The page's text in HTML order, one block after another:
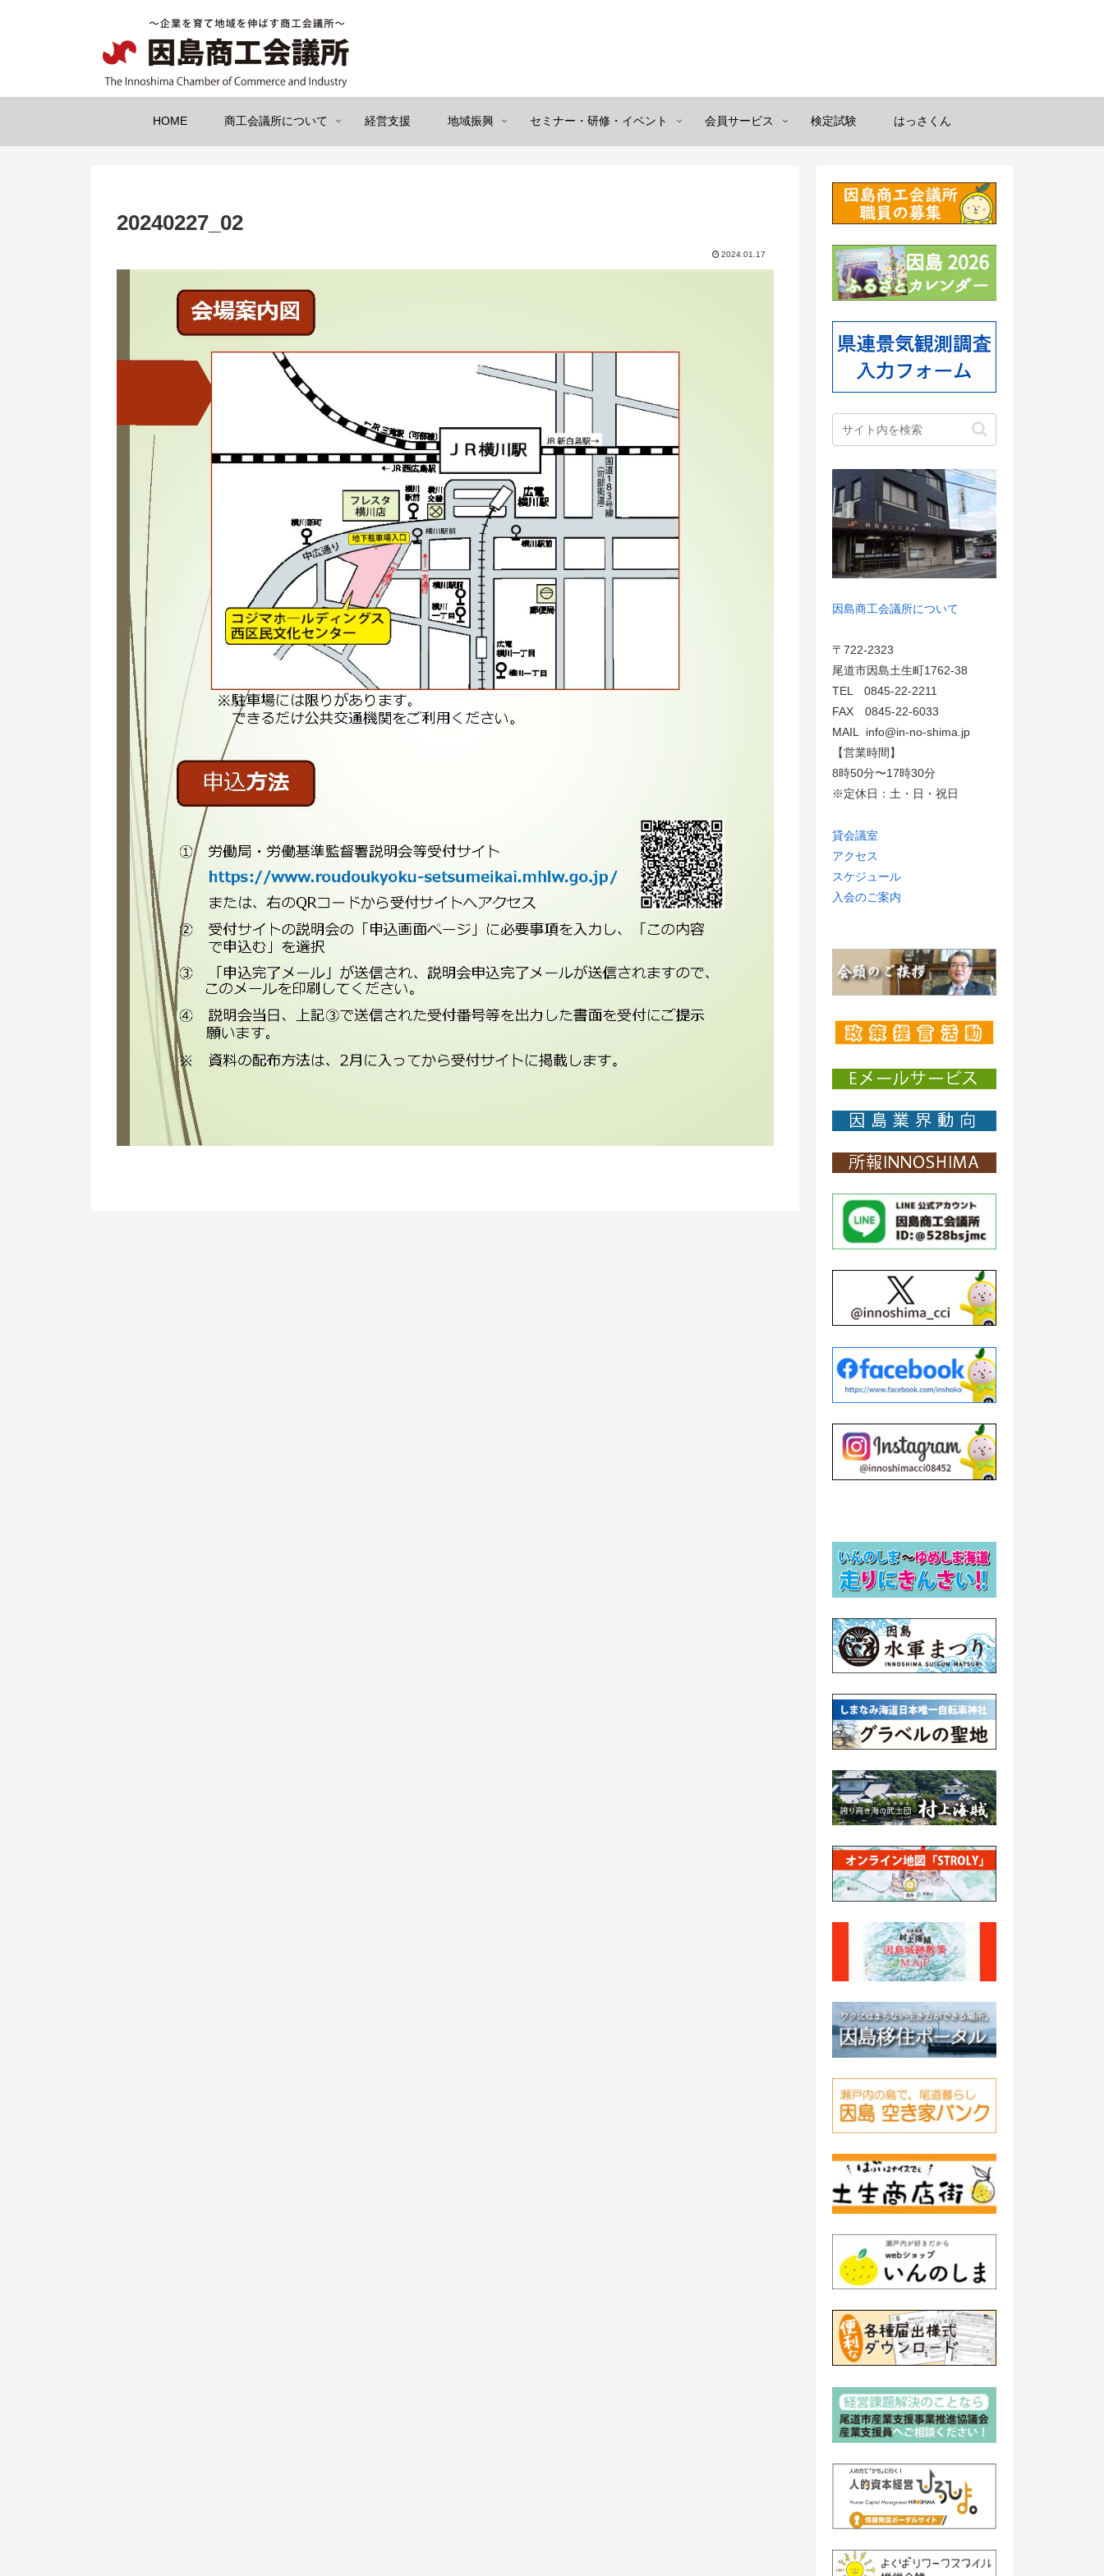
HOME 商工会議所について 経営支援 地域振興 セミナー・研修・イベント 会員サービス 検定試験 はっさくん
20240227_02
2024.01.17
因島商工会議所について
〒722-2323
尾道市因島土生町1762-38
TEL 0845-22-2211
FAX 0845-22-6033
MAIL info@in-no-shima.jp
【営業時間】
8時50分〜17時30分
※定休日：土・日・祝日
貸会議室
アクセス
スケジュール
入会のご案内